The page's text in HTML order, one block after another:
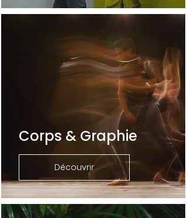
Corps & Graphie
Découvrir